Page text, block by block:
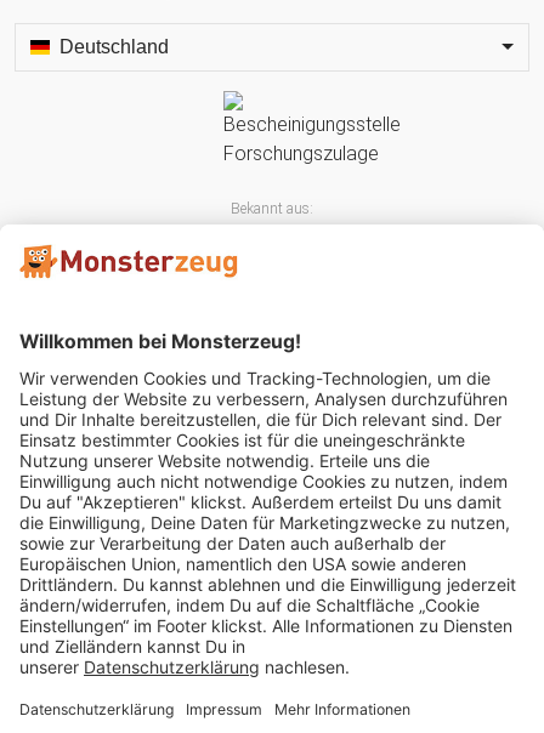
Deutschland
Bekannt aus:
Mitglied im:
Impressum AGB Widerrufsbelehrung